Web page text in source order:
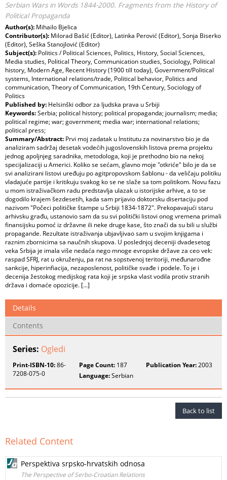
Serbian Wars in Words 1844-2000. Fragments from the History of
Political Propaganda
Author(s): Mihailo Bjelica
Contributor(s): Milorad Bašić (Editor), Latinka Perović (Editor), Sonja Biserko
(Editor), Seška Stanojlović (Editor)
Subject(s): Politics / Political Sciences, Politics, History, Social Sciences,
Media studies, Political Theory, Communication studies, Sociology, Political
history, Modern Age, Recent History (1900 till today), Government/Political
systems, International relations/trade, Political behavior, Politics and
communication, Theory of Communication, 19th Century, Sociology of
Politics
Published by: Helsinški odbor za ljudska prava u Srbiji
Keywords:Serbia; political history; political propaganda; journalism; media;
political regime; war; government; media war; international relations;
political press;
Summary/Abstract: Prvi moj zadatak u Institutu za novinarstvo bio je da
analiziram sadržaj desetak vodećih jugoslovenskih listova prema projektu
jednog apoljnjeg saradnika, metodologa, koji je prethodno bio na nekoj
specijalizaciji u Americi. Koliko se sećam, glavno moje "otkriće" bilo je da se
svi analizirani listovi uređuju po agitpropovskom šablonu - da veličaju politiku
vladajuće partije i kritikuju svakog ko se ne slaže sa tom politikom. Novu fazu
u mom istraživačkom radu predstavlja ulazak u istorijske arhive, a to se
dogodilo krajem šezdesetih, kada sam prijavio doktorsku disertaciju pod
nazivom "Počeci političke štampe u Srbiji 1834-1872". Prekopavajući staru
arhivsku građu, ustanovio sam da su svi politički listovi onog vremena primali
finansijsku pomoć iz državne ili neke druge kase, što znači da su bili u službi
propagande. Rezultate istraživanja ubjavljivao sam u svojim knjigama i
raznim zbornicima sa naučnih skupova. U poslednjoj deceniji dvadesetog
veka Srbija je imala više nedaća nego mnoge evropske države za ceo vek:
raspad SFRJ, rat u okruženju, pa rat na sopstvenoj teritoriji, međunarođne
sankcije, hiperinfiacija, nezaposlenost, političke svađe i podele. To je i
decenija žestokog medijskog rata koji je srpska vlast vodila protiv stranih
država i domaće opozicije. [...]
Details
Contents
Series: Ogledi
Print-ISBN-10:86-
7208-075-0
Page Count: 187 Publication Year:2003
Language:Serbian
Back to list
Related Content
Perspektiva srpsko-hrvatskih odnosa
The Perspective of Serbo-Croatian Relations